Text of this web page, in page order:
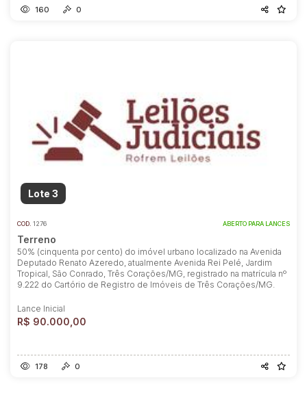
160 0
Lote 3
COD. 1276 ABERTO PARA LANCES
Terreno
50% (cinquenta por cento) do imóvel urbano localizado na Avenida
Deputado Renato Azeredo, atualmente Avenida Rei Pelé, Jardim
Tropical, São Conrado, Três Corações/MG, registrado na matrícula nº
9.222 do Cartório de Registro de Imóveis de Três Corações/MG.
Lance Inicial
R$ 90.000,00
178 0